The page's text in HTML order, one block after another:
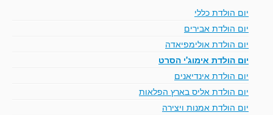
יום הולדת כללי
יום הולדת אבירים
יום הולדת אולימפיאדה
יום הולדת אימוג'י הסרט
יום הולדת אינדיאנים
יום הולדת אליס בארץ הפלאות
יום הולדת אמנות ויצירה